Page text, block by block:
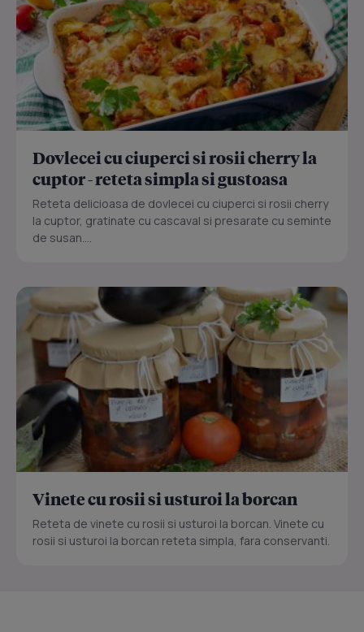
Dovlecei cu ciuperci si rosii cherry la
cuptor - reteta simpla si gustoasa
Reteta delicioasa de dovlecei cu ciuperci si rosii cherry
la cuptor, gratinate cu cascaval si presarate cu seminte
de susan....
Vinete cu rosii si usturoi la borcan
Reteta de vinete cu rosii si usturoi la borcan. Vinete cu
rosii si usturoi la borcan reteta simpla, fara conservanti.